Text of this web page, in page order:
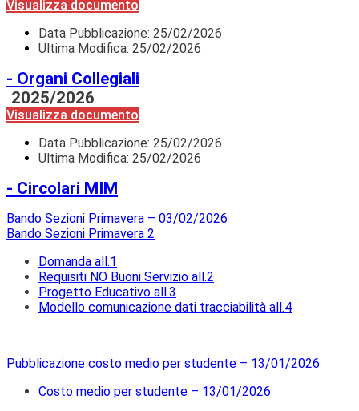
Visualizza documento
Data Pubblicazione: 25/02/2026
Ultima Modifica: 25/02/2026
- Organi Collegiali
2025/2026
Visualizza documento
Data Pubblicazione: 25/02/2026
Ultima Modifica: 25/02/2026
- Circolari MIM
Bando Sezioni Primavera – 03/02/2026
Bando Sezioni Primavera 2
Domanda all.1
Requisiti NO Buoni Servizio all.2
Progetto Educativo all.3
Modello comunicazione dati tracciabilità all.4
Pubblicazione costo medio per studente – 13/01/2026
Costo medio per studente – 13/01/2026